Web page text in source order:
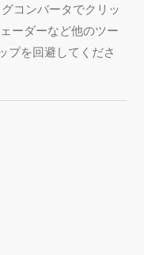
コンバータでクリッ
ーダーなど他のツー
プを回避してくださ